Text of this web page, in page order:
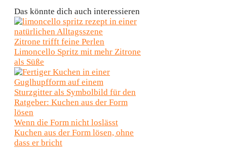
Das könnte dich auch interessieren
Zitrone trifft feine Perlen
Limoncello Spritz mit mehr Zitrone
als Süße
Wenn die Form nicht loslässt
Kuchen aus der Form lösen, ohne
dass er bricht